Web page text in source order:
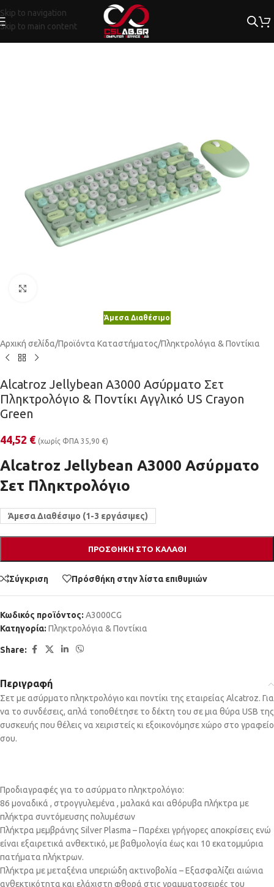
Skip to navigation
Skip to main content
Άμεσα Διαθέσιμο
Αρχική σελίδα/Προϊόντα Καταστήματος/Πληκτρολόγια & Ποντίκια
Alcatroz Jellybean A3000 Ασύρματο Σετ
Πληκτρολόγιο & Ποντίκι Αγγλικό US Crayon
Green
44,52 € (χωρίς ΦΠΑ 35,90 €)
Alcatroz Jellybean A3000 Ασύρματο
Σετ Πληκτρολόγιο
Άμεσα Διαθέσιμο (1-3 εργάσιμες)
ΠΡΟΣΘΉΚΗ ΣΤΟ ΚΑΛΆΘΙ
Σύγκριση Πρόσθήκη στην λίστα επιθυμιών
Κωδικός προϊόντος: A3000CG
Κατηγορία: Πληκτρολόγια & Ποντίκια
Share:
Περιγραφή
Σετ με ασύρματο πληκτρολόγιο και ποντίκι της εταιρείας Alcatroz. Για
να το συνδέσεις, απλά τοποθέτησε το δέκτη του σε μια θύρα USB της
συσκευής που θέλεις να χειριστείς κι εξοικονόμησε χώρο στο γραφείο
σου.
Προδιαγραφές για το ασύρματο πληκτρολόγιο:
86 μοναδικά , στρογγυλεμένα , μαλακά και αθόρυβα πλήκτρα με
πλήκτρα συντόμευσης πολυμέσων
Πλήκτρα μεμβράνης Silver Plasma – Παρέχει γρήγορες αποκρίσεις ενώ
είναι εξαιρετικά ανθεκτικό, με βαθμολογία έως και 10 εκατομμύρια
πατήματα πλήκτρων.
Πλήκτρα με μεταξένια υπεριώδη ακτινοβολία – Εξασφαλίζει αιώνια
ανθεκτικότητα και ελάχιστη φθορά στις γραμματοσειρές του